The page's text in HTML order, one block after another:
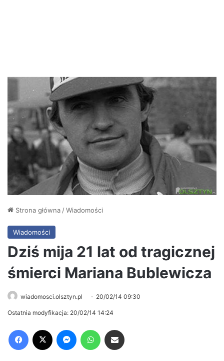
Strona główna /Wiadomości
Wiadomości
Dziś mija 21 lat od tragicznej
śmierci Mariana Bublewicza
wiadomosci.olsztyn.pl 20/02/14 09:30
Ostatnia modyfikacja: 20/02/14 14:24